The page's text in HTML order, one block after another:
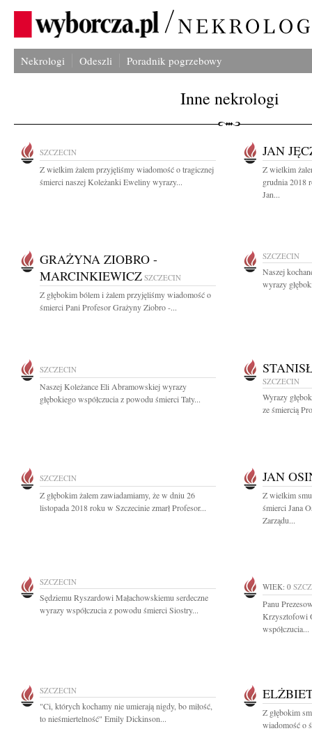
Nekrologi Odeszli Poradnik pogrzebowy
Inne nekrologi
SZCZECIN
Z wielkim żalem przyjęliśmy wiadomość o tragicznej
śmierci naszej Koleżanki Eweliny wyrazy...
JAN
Z wielkim
grudnia 2018
Jan...
GRAŻYNA ZIOBRO -
MARCINKIEWICZ SZCZECIN
Z głębokim bólem i żalem przyjęliśmy wiadomość o
śmierci Pani Profesor Grażyny Ziobro -...
SZCZECIN
Naszej
wyrazy
SZCZECIN
Naszej Koleżance Eli Abramowskiej wyrazy
głębokiego współczucia z powodu śmierci Taty...
SZCZECIN
Wyrazy
ze śmiercią
SZCZECIN
Z głębokim żalem zawiadamiamy, że w dniu 26
listopada 2018 roku w Szczecinie zmarł Profesor...
JAN
Z wielkim
śmierci Jana
Zarządu...
SZCZECIN
Sędziemu Ryszardowi Małachowskiemu serdeczne
wyrazy współczucia z powodu śmierci Siostry...
WIEK: 0
Panu
Krzysztofowi
współczucia...
SZCZECIN
"Ci, których kochamy nie umierają nigdy, bo miłość,
to nieśmiertelność" Emily Dickinson...
Z głębokim
wiadomość o